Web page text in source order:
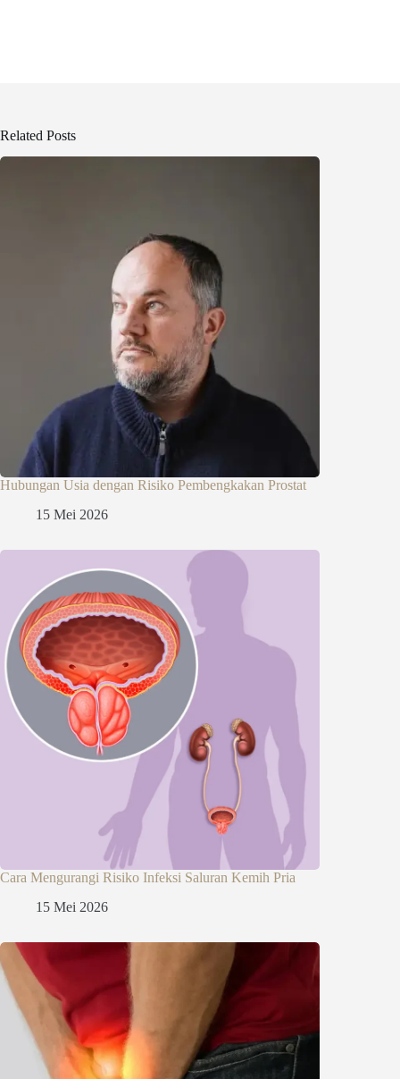
Related Posts
Hubungan Usia dengan Risiko Pembengkakan Prostat
15 Mei 2026
Cara Mengurangi Risiko Infeksi Saluran Kemih Pria
15 Mei 2026